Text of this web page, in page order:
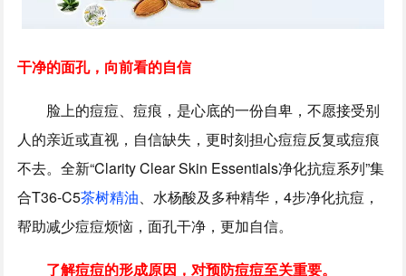
干净的面孔，向前看的自信
脸上的痘痘、痘痕，是心底的一份自卑，不愿接受别
人的亲近或直视，自信缺失，更时刻担心痘痘反复或痘痕
不去。全新“Clarity Clear Skin Essentials净化抗痘系列”集
合T36-C5茶树精油、水杨酸及多种精华，4步净化抗痘，
帮助减少痘痘烦恼，面孔干净，更加自信。
了解痘痘的形成原因，对预防痘痘至关重要。